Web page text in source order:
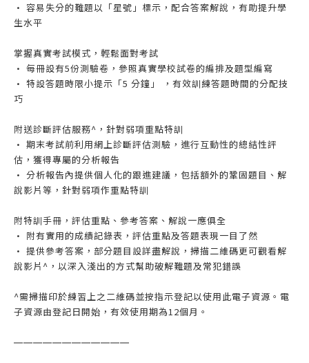
• 容易失分的難題以「星號」標示，配合答案解說，有助提升學
生水平
掌握真實考試模式，輕鬆面對考試
• 每冊設有5份測驗卷，參照真實學校試卷的編排及題型編寫
• 特設答題時限小提示「5 分鐘」 ，有效訓練答題時間的分配技
巧
附送診斷評估服務^，針對弱項重點特訓
• 期末考試前利用網上診斷評估測驗，進行互動性的總結性評
估，獲得專屬的分析報告
• 分析報告內提供個人化的跟進建議，包括額外的鞏固題目、解
說影片等，針對弱項作重點特訓
附特訓手冊，評估重點、參考答案、解說一應俱全
• 附有實用的成績記錄表，評估重點及答題表現一目了然
• 提供參考答案，部分題目設詳盡解說，掃描二維碼更可觀看解
說影片^，以深入淺出的方式幫助破解難題及常犯錯誤
^需掃描印於練習上之二維碼並按指示登記以使用此電子資源。電
子資源由登記日開始，有效使用期為12個月。
————————————